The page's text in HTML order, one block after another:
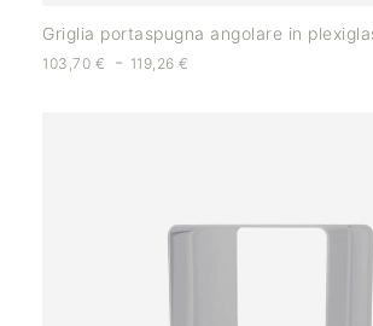
Griglia portaspugna angolare in
103,70 € - 119,26€